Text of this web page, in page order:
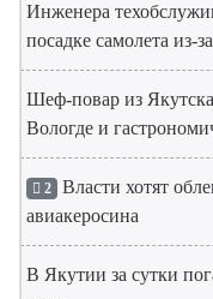
Инженера
посадке самолета из-
Шеф-повар из Якутска
Вологде и
2 Власти хотят
авиакеросина
В Якутии за сутки